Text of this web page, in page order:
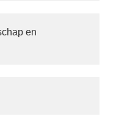
en